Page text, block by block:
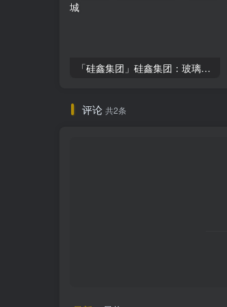
「硅鑫集团」硅鑫集团：玻璃钢市场新宠，投资潜力揭秘！
评论 共2条